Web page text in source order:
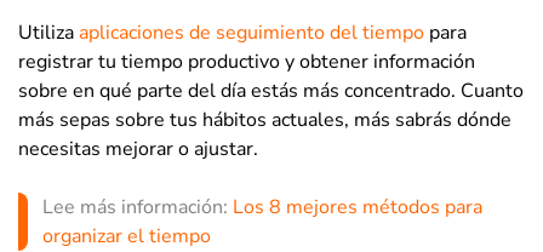
Utilizaaplicaciones de seguimiento del tiempo para
registrar tu tiempo productivo y obtener información
sobre en qué parte del día estás más concentrado. Cuanto
más sepas sobre tus hábitos actuales, más sabrás dónde
necesitas mejorar o ajustar.
Lee más información: Los 8 mejores métodos para
organizar el tiempo